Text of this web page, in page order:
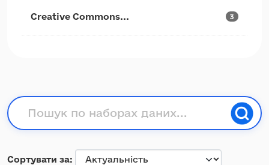
Creative Commons... 3
Сортувати за